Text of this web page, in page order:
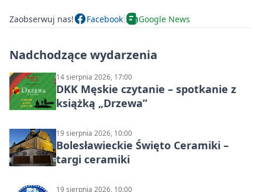
Zaobserwuj nas! Facebook Google News
Nadchodzące wydarzenia
14 sierpnia 2026, 17:00
DKK Męskie czytanie – spotkanie z
książką „Drzewa”
19 sierpnia 2026, 10:00
Bolesławieckie Święto Ceramiki –
targi ceramiki
19 sierpnia 2026, 10:00